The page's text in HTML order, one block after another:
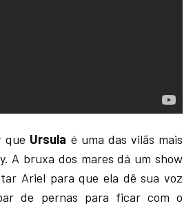
que Ursula é uma das vilãs mais
A bruxa dos mares dá um show
Ariel para que ela dê sua voz
de pernas para ficar com o